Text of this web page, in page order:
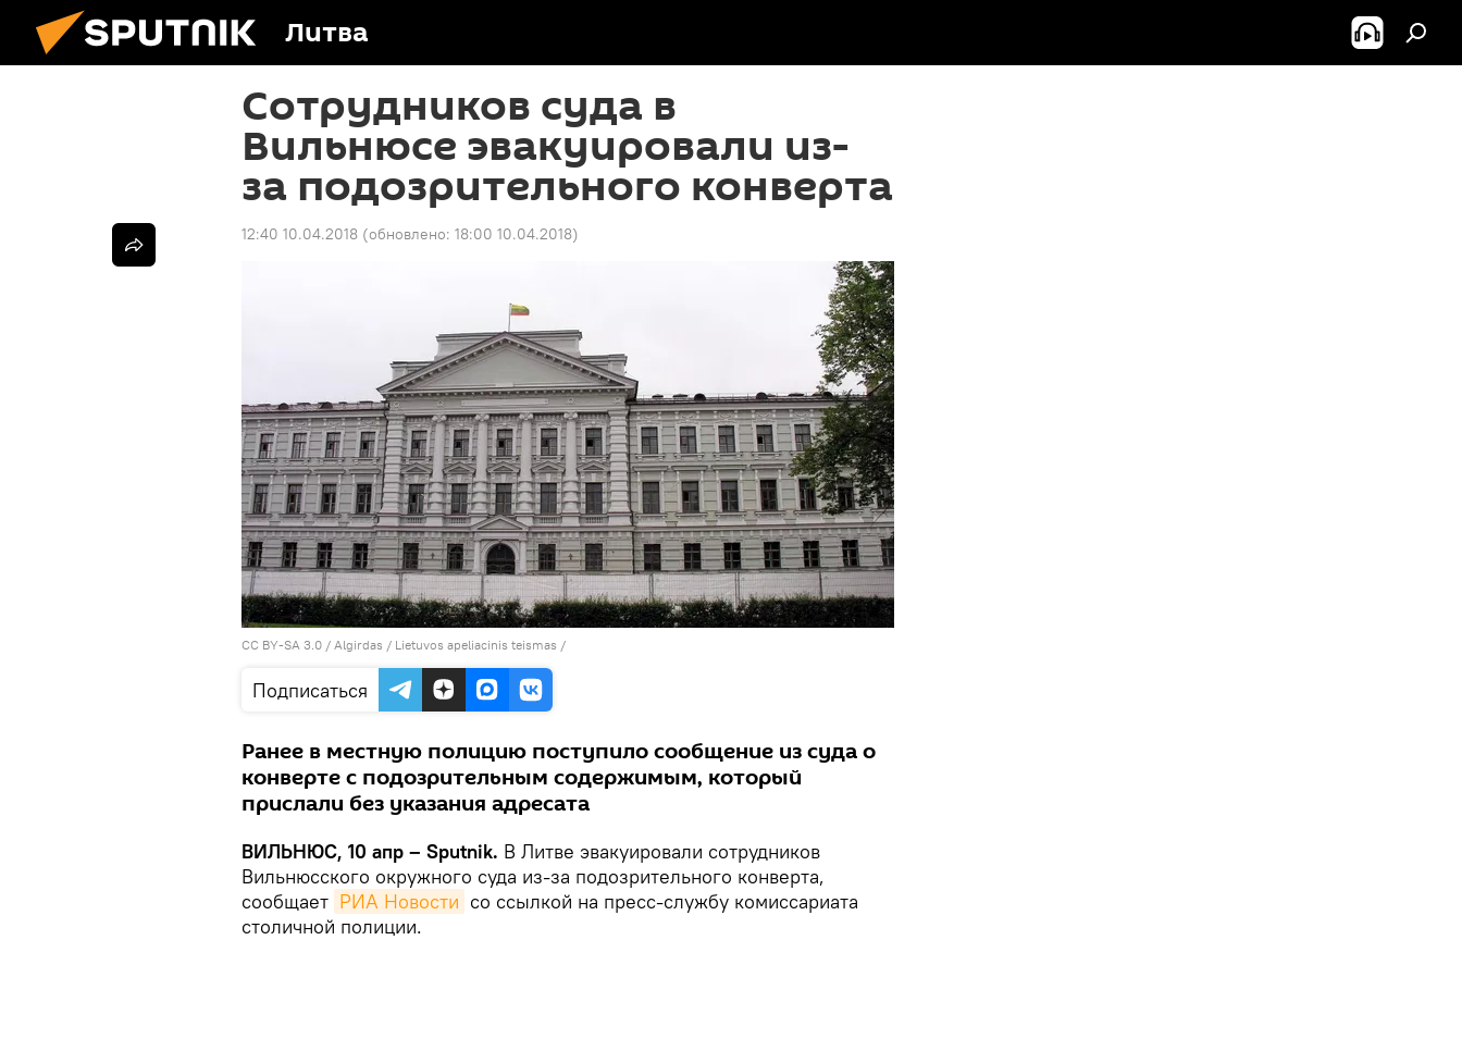
Литва
Сотрудников суда в
Вильнюсе эвакуировали из-
за подозрительного конверта
12:40 10.04.2018 (обновлено: 18:00 10.04.2018)
CC BY-SA 3.0 / Algirdas / Lietuvos apeliacinis teismas /
Подписаться
Ранее в местную полицию поступило сообщение из суда о
конверте с подозрительным содержимым, который
прислали без указания адресата
ВИЛЬНЮС, 10 апр – Sputnik. В Литве эвакуировали сотрудников
Вильнюсского окружного суда из-за подозрительного конверта,
сообщает РИА Новости со ссылкой на пресс-службу комиссариата
столичной полиции.